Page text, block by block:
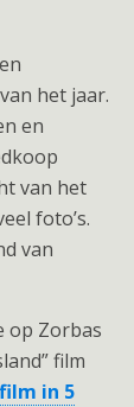
het jaar.
en
van het
foto’s.
van
op Zorbas
film
in 5